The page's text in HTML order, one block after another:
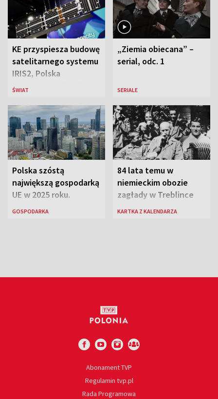
KE przyspiesza budowę
satelitarnego systemu
IRIS2, Polska
przeznaczy 656 mln
ŚWIAT
„Ziemia obiecana” –
serial, odc. 1
SERIALE
Polska szóstą
największą gospodarką
UE w 2025 roku.
Najnowsze dane
GOSPODARKA
84 lata temu w
niemieckim obozie
zagłady w Treblince
zmarł Janusz Korczak
KARTKA Z KALENDARZA
Abonament TVP
Regulamin tvp.pl
Rada Programowa